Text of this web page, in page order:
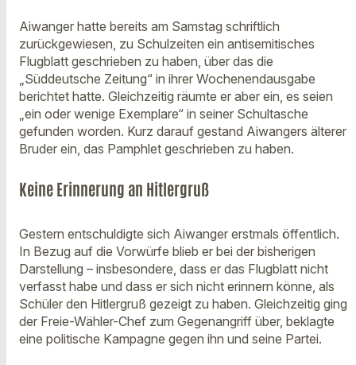
Aiwanger hatte bereits am Samstag schriftlich
zurückgewiesen, zu Schulzeiten ein antisemitisches
Flugblatt geschrieben zu haben, über das die
„Süddeutsche Zeitung“ in ihrer Wochenendausgabe
berichtet hatte. Gleichzeitig räumte er aber ein, es seien
„ein oder wenige Exemplare“ in seiner Schultasche
gefunden worden. Kurz darauf gestand Aiwangers älterer
Bruder ein, das Pamphlet geschrieben zu haben.
Keine Erinnerung an Hitlergruß
Gestern entschuldigte sich Aiwanger erstmals öffentlich.
In Bezug auf die Vorwürfe blieb er bei der bisherigen
Darstellung – insbesondere, dass er das Flugblatt nicht
verfasst habe und dass er sich nicht erinnern könne, als
Schüler den Hitlergruß gezeigt zu haben. Gleichzeitig ging
der Freie-Wähler-Chef zum Gegenangriff über, beklagte
eine politische Kampagne gegen ihn und seine Partei.